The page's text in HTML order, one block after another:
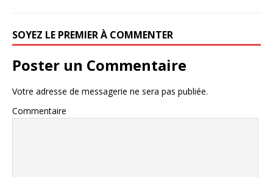
SOYEZ LE PREMIER À COMMENTER
Poster un Commentaire
Votre adresse de messagerie ne sera pas publiée.
Commentaire